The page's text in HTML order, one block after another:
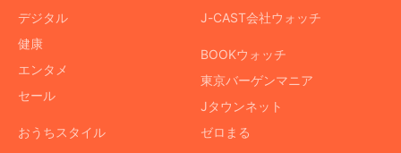
デジタル
健康
エンタメ
セール
おうちスタイル
J-CAST会社ウォッチ
BOOKウォッチ
東京バーゲンマニア
Jタウンネット
ゼロまる